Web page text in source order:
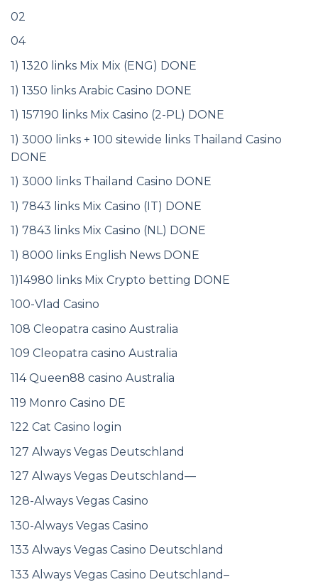
02
04
1) 1320 links Mix Mix (ENG) DONE
1) 1350 links Arabic Casino DONE
1) 157190 links Mix Casino (2-PL) DONE
1) 3000 links + 100 sitewide links Thailand Casino
DONE
1) 3000 links Thailand Casino DONE
1) 7843 links Mix Casino (IT) DONE
1) 7843 links Mix Casino (NL) DONE
1) 8000 links English News DONE
1)14980 links Mix Crypto betting DONE
100-Vlad Casino
108 Cleopatra casino Australia
109 Cleopatra casino Australia
114 Queen88 casino Australia
119 Monro Casino DE
122 Cat Casino login
127 Always Vegas Deutschland
127 Always Vegas Deutschland—
128-Always Vegas Casino
130-Always Vegas Casino
133 Always Vegas Casino Deutschland
133 Always Vegas Casino Deutschland–